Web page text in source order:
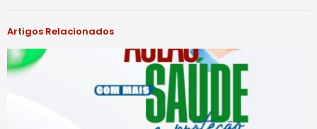
Artigos Relacionados